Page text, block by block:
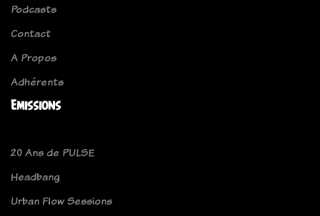
Podcasts
Contact
A Propos
Adhérents
Emissions
20 Ans de PULSE
Headbang
Urban Flow Sessions